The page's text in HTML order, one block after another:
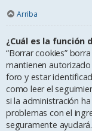
Arriba
¿Cuál es la función
“Borrar cookies”
mantienen
foro y estar
como leer el
si la administración
problemas con el
seguramente ayudará.